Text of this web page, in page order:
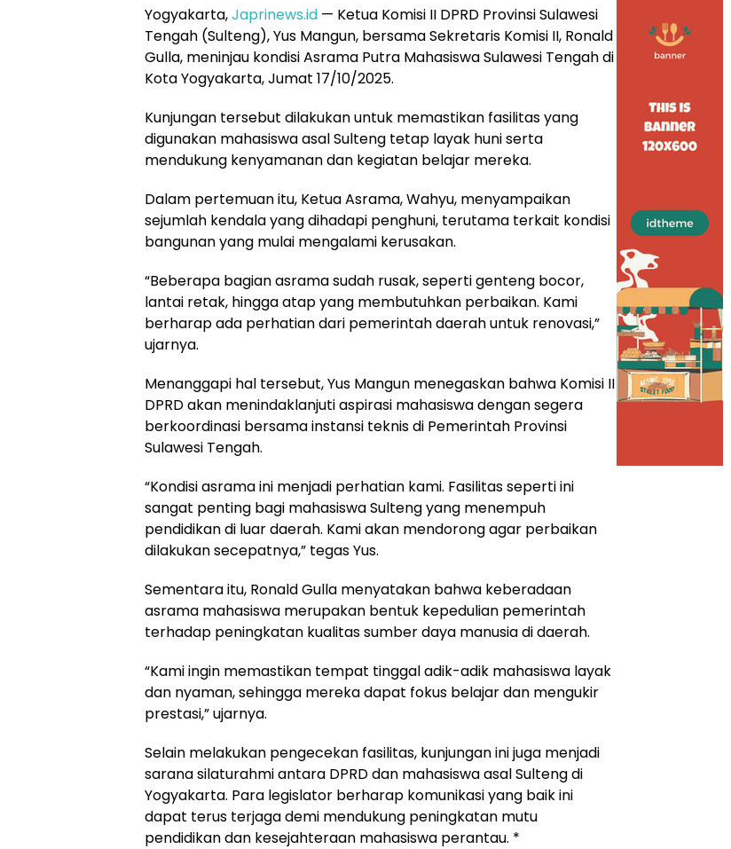
Yogyakarta,Japrinews.id — Ketua Komisi II DPRD Provinsi Sulawesi
Tengah (Sulteng), Yus Mangun, bersama Sekretaris Komisi II, Ronald
Gulla, meninjau kondisi Asrama Putra Mahasiswa Sulawesi Tengah di
Kota Yogyakarta, Jumat 17/10/2025.
Kunjungan tersebut dilakukan untuk memastikan fasilitas yang
digunakan mahasiswa asal Sulteng tetap layak huni serta
mendukung kenyamanan dan kegiatan belajar mereka.
Dalam pertemuan itu, Ketua Asrama, Wahyu, menyampaikan
sejumlah kendala yang dihadapi penghuni, terutama terkait kondisi
bangunan yang mulai mengalami kerusakan.
“Beberapa bagian asrama sudah rusak, seperti genteng bocor,
lantai retak, hingga atap yang membutuhkan perbaikan. Kami
berharap ada perhatian dari pemerintah daerah untuk renovasi,”
ujarnya.
Menanggapi hal tersebut, Yus Mangun menegaskan bahwa Komisi II
DPRD akan menindaklanjuti aspirasi mahasiswa dengan segera
berkoordinasi bersama instansi teknis di Pemerintah Provinsi
Sulawesi Tengah.
“Kondisi asrama ini menjadi perhatian kami. Fasilitas seperti ini
sangat penting bagi mahasiswa Sulteng yang menempuh
pendidikan di luar daerah. Kami akan mendorong agar perbaikan
dilakukan secepatnya,” tegas Yus.
Sementara itu, Ronald Gulla menyatakan bahwa keberadaan
asrama mahasiswa merupakan bentuk kepedulian pemerintah
terhadap peningkatan kualitas sumber daya manusia di daerah.
“Kami ingin memastikan tempat tinggal adik-adik mahasiswa layak
dan nyaman, sehingga mereka dapat fokus belajar dan mengukir
prestasi,” ujarnya.
Selain melakukan pengecekan fasilitas, kunjungan ini juga menjadi
sarana silaturahmi antara DPRD dan mahasiswa asal Sulteng di
Yogyakarta. Para legislator berharap komunikasi yang baik ini
dapat terus terjaga demi mendukung peningkatan mutu
pendidikan dan kesejahteraan mahasiswa perantau. *